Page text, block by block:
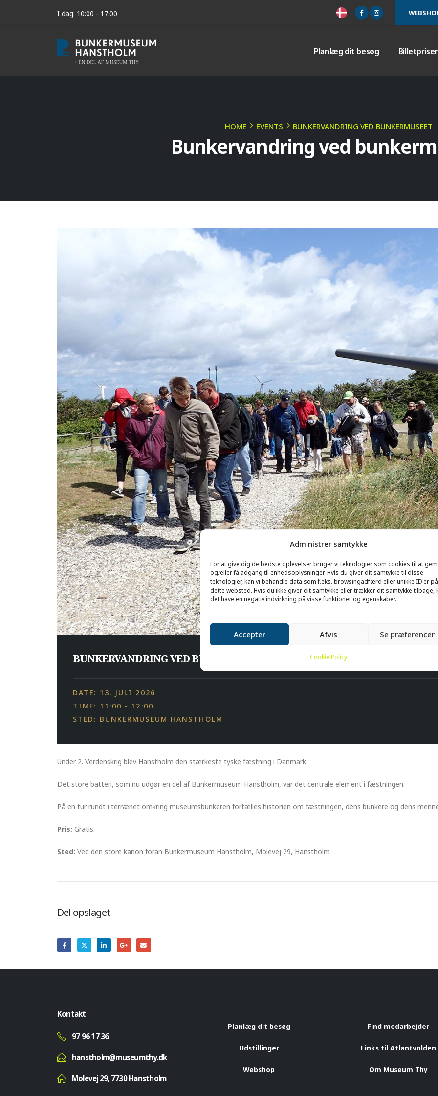
Administrer samtykke
For at give dig de bedste oplevelser bruger vi teknologier som cookies til at
og/eller få adgang til enhedsoplysninger. Hvis du giver dit samtykke til disse
teknologier, kan vi behandle data som f.eks. browsingadfærd eller unikke ID'er på
dette websted. Hvis du ikke giver dit samtykke eller trækker dit samtykke tilbage,
det have en negativ indvirkning på visse funktioner og egenskaber.
Accepter Afvis Se præferencer
Cookie Policy
I dag: 10:00 - 17:00
Planlæg dit besøg
HOME EVENTS BUNKERVANDRING VED BUNKERMUSEET
Bunkervandring ved
BUNKERVANDRING VED BUNKERMUSEET
DATE: 13. JULI 2026
TIME: 11:00 - 12:00
STED: BUNKERMUSEUM HANSTHOLM
Under 2. Verdenskrig blev Hanstholm den stærkeste tyske fæstning i Danmark.
Det store batteri, som nu udgør en del af Bunkermuseum Hanstholm, var det centrale element i fæstningen.
På en tur rundt i terrænet omkring museumsbunkeren fortælles historien om fæstningen, dens bunkere og dens
Pris: Gratis.
Sted: Ved den store kanon foran Bunkermuseum Hanstholm, Molevej 29, Hanstholm
Del opslaget
Kontakt
97 96 17 36
hanstholm@museumthy.dk
Molevej 29, 7730 Hanstholm
Planlæg dit besøg
Udstillinger
Webshop
Find medarbejder
Links til Atlantvolden
Om Museum Thy